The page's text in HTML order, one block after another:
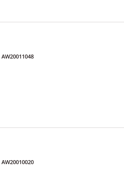
AW20011048
AW20010020